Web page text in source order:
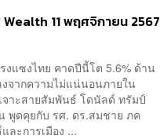
11 พฤศจิกายน 2567
งแซงไทย คาดปีนี้โต 5.6% ด้าน
จากความไม่แน่นอนภายใน
จาะสายสัมพันธ์ โดนัลด์ ทรัมป์
พูดคุยกับ รศ. ดร.สมชาย ภค
ะการเมือง ...